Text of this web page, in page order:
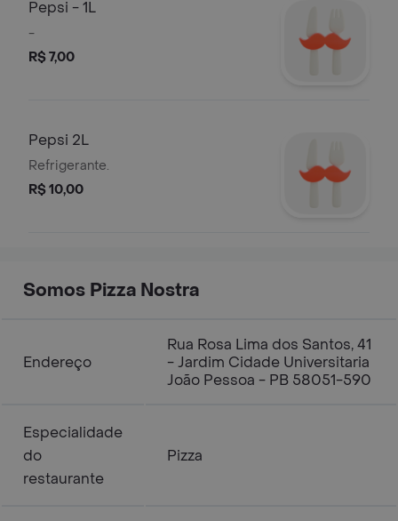
Pepsi - 1L
-
R$ 7,00
Pepsi 2L
Refrigerante.
R$ 10,00
Somos Pizza Nostra
Endereço
Rua Rosa Lima dos Santos, 41
- Jardim Cidade Universitaria
João Pessoa - PB 58051-590
Especialidade
do
restaurante
Pizza